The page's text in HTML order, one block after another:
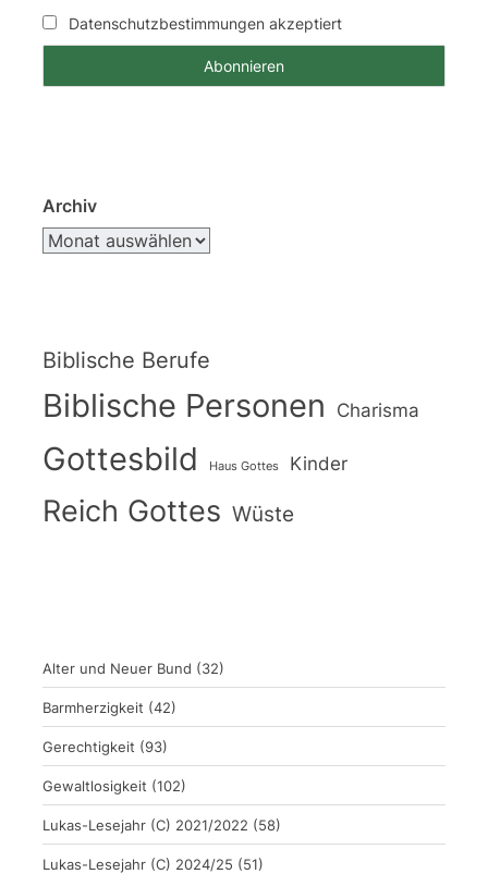
Datenschutzbestimmungen akzeptiert
Archiv
Biblische Berufe
Biblische Personen Charisma
Gottesbild Haus Gottes Kinder
Reich Gottes Wüste
Alter und Neuer Bund (32)
Barmherzigkeit (42)
Gerechtigkeit (93)
Gewaltlosigkeit (102)
Lukas-Lesejahr (C) 2021/2022 (58)
Lukas-Lesejahr (C) 2024/25 (51)